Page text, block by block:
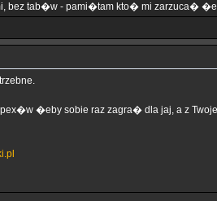
bez tab�w - pami�tam kto� mi zarzuca�
�eby sobie raz zagra� dla jaj, a z